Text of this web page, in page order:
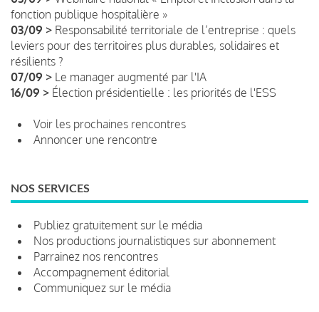
fonction publique hospitalière »
03/09 > Responsabilité territoriale de l’entreprise : quels
leviers pour des territoires plus durables, solidaires et
résilients ?
07/09 > Le manager augmenté par l'IA
16/09 > Élection présidentielle : les priorités de l'ESS
Voir les prochaines rencontres
Annoncer une rencontre
NOS SERVICES
Publiez gratuitement sur le média
Nos productions journalistiques sur abonnement
Parrainez nos rencontres
Accompagnement éditorial
Communiquez sur le média